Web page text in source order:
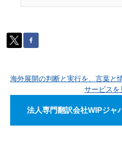
海外展開の判断と実行を、言葉と
サービスを
法人専門翻訳会社WIPジャ